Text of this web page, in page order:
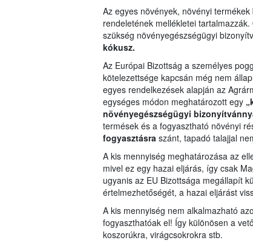
Az egyes növények, növényi
rendeletének mellékletei
szükség növényegészségügyi
kókusz.
Az Európai Bizottság a személyes
kötelezettsége kapcsán még nem
egyes rendelkezések alapján az
egységes módon meghatározott egy
növényegészségügyi
termések és a fogyasztható növényi
fogyasztásraszánt, tapadó talajjal
A kis mennyiség meghatározása az
mivel ez egy hazai eljárás, így csak
ugyanis az EU Bizottsága megállapít
értelmezhetőségét, a hazai eljárást
A kis mennyiség nem alkalmazható
fogyaszthatóak el! Így különösen a
koszorúkra, virágcsokrokra stb.